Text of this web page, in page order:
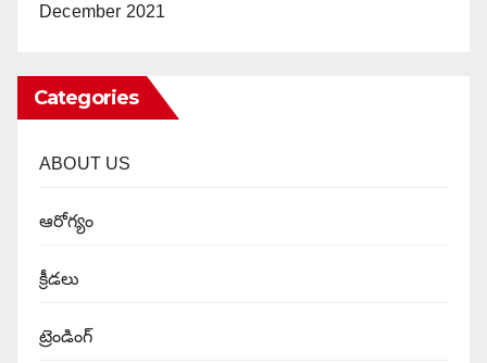
December 2021
Categories
ABOUT US
ఆరోగ్యం
క్రీడలు
ట్రెండింగ్